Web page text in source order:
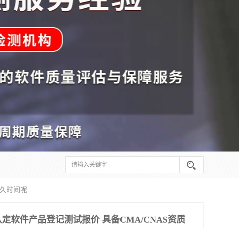
时间呢
软件产品登记测试报价 具备CMA/CNAS资质